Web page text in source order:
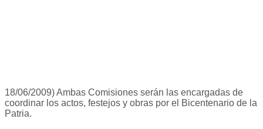
18/06/2009) Ambas Comisiones serán las encargadas de
coordinar los actos, festejos y obras por el Bicentenario de la
Patria.